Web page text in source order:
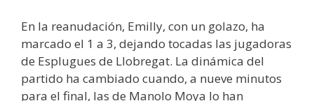
En la reanudación, Emilly, con un golazo, ha
marcado el 1 a 3, dejando tocadas las jugadoras
de Esplugues de Llobregat. La dinámica del
partido ha cambiado cuando, a nueve minutos
para el final, las de Manolo Moya lo han